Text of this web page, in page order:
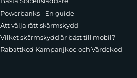
Powerbanks - En guide
Att välja rätt skärmskydd
Vilket skärmskydd är bäst till mobil?
Rabattkod Kampanjkod och Värdekod